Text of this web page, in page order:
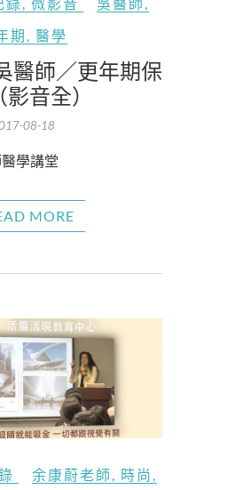
錄, 微影音 吳醫師,
期 , 醫學
醫師／更年期保
音全）
08-18
學講堂
MORE
余康蔚老師, 時尚 ,